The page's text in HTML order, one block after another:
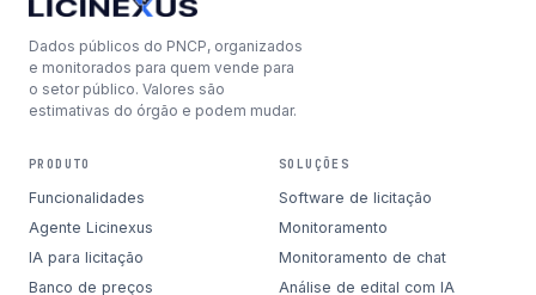
Dados públicos do PNCP, organizados
e monitorados para quem vende para
o setor público. Valores são
estimativas do órgão e podem mudar.
PRODUTO
Funcionalidades
Agente Licinexus
IA para licitação
Banco de preços
SOLUÇÕES
Software de licitação
Monitoramento
Monitoramento de chat
Análise de edital com IA